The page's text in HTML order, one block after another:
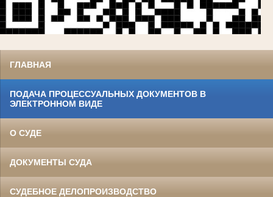
ГЛАВНАЯ
ПОДАЧА ПРОЦЕССУАЛЬНЫХ ДОКУМЕНТОВ В
ЭЛЕКТРОННОМ ВИДЕ
О СУДЕ
ДОКУМЕНТЫ СУДА
СУДЕБНОЕ ДЕЛОПРОИЗВОДСТВО